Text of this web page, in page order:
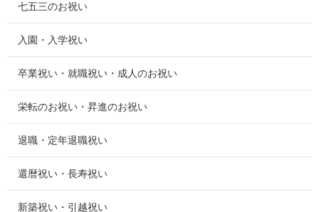
七五三のお祝い
入園・入学祝い
卒業祝い・就職祝い・成人のお祝い
栄転のお祝い・昇進のお祝い
退職・定年退職祝い
還暦祝い・長寿祝い
新築祝い・引越祝い